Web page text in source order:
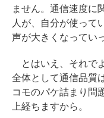
ません。通信速度に
人が、自分が使って
声が大きくなってい
とはいえ、それで
全体として通信品質
コモのパケ詰まり問
上経ちますから。